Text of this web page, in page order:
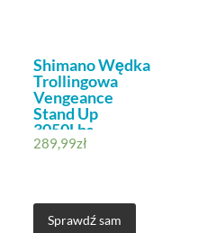
Shimano Wędka
Trollingowa
Vengeance
Stand Up
3050Lbs
289,99zł
Sprawdź sam